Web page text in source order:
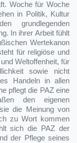
Woche für Woche
in Politik, Kultur
grundlegenden
In ihrer Arbeit fühlt
Wertekanon
für religiöse und
Weltoffenheit, für
sowie nicht
Handeln in allen
pflegt die PAZ eine
den eigenen
die Meinung von
zu Wort kommen
sich die PAZ der
der Pflege seines